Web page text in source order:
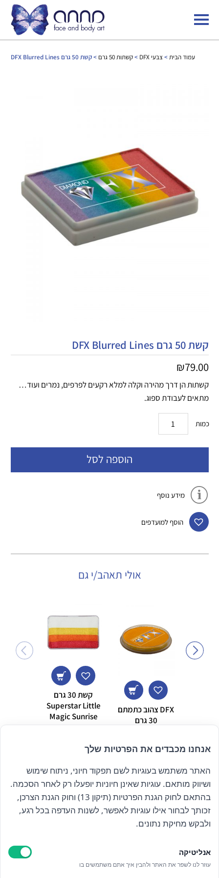
עמוד הבית> צבעי DFX >קשתות 50 גרם > קשת 50 גרם DFX Blurred Lines
קשת 50 גרם DFX Blurred Lines
₪79.00
קשתות הן דרך מהירה וקלה למלא רקעים לפרפים, נמרים ועוד…
מתאים לעבודת ספוג.
כמות
הוספה לסל
מידע נוסף
הוסף למועדפים
אולי תאהב/י גם
DFX צהוב כתמתם
30 גרם
קשת 30 גרם
Superstar Little
Magic Sunrise
₪69.00
הרשם לניוזלטר שלנו
קראתי ואני מאשר/ת את
אנחנו מכבדים את הפרטיות שלך
האתר משתמש בעוגיות לשם תפקוד חיוני, ניתוח שימוש
ושיווק מותאם. עוגיות שאינן חיוניות יופעלו רק לאחר הסכמה.
בהתאם לחוק הגנת הפרטיות (תיקון 13) וחוק הגנת הצרכן,
זכותך לבחור אילו עוגיות לאפשר, לשנות העדפה בכל רגע,
ולבקש מחיקת נתונים.
אנליטיקה
עוזר לנו לשפר את האתר ולהבין איך אתם משתמשים בו